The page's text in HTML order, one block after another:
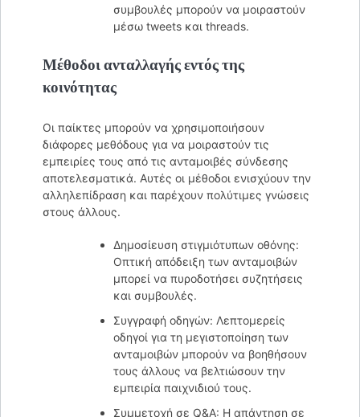
συμβουλές μπορούν να μοιραστούν
μέσω tweets και threads.
Μέθοδοι ανταλλαγής εντός της
κοινότητας
Οι παίκτες μπορούν να χρησιμοποιήσουν
διάφορες μεθόδους για να μοιραστούν τις
εμπειρίες τους από τις ανταμοιβές σύνδεσης
αποτελεσματικά. Αυτές οι μέθοδοι ενισχύουν την
αλληλεπίδραση και παρέχουν πολύτιμες γνώσεις
στους άλλους.
Δημοσίευση στιγμιότυπων οθόνης:
Οπτική απόδειξη των ανταμοιβών
μπορεί να πυροδοτήσει συζητήσεις
και συμβουλές.
Συγγραφή οδηγών: Λεπτομερείς
οδηγοί για τη μεγιστοποίηση των
ανταμοιβών μπορούν να βοηθήσουν
τους άλλους να βελτιώσουν την
εμπειρία παιχνιδιού τους.
Συμμετοχή σε Q&A: Η απάντηση σε